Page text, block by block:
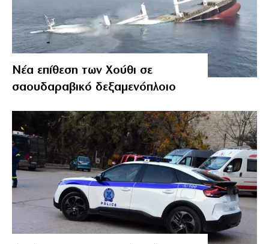
Νέα επίθεση των Χούθι σε
σαουδαραβικό δεξαμενόπλοιο